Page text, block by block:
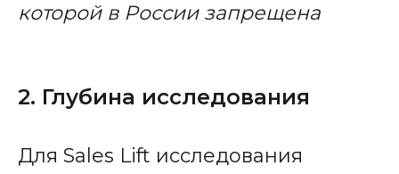
которой в России запрещена
2. Глубина исследования
Для Sales Lift исследования